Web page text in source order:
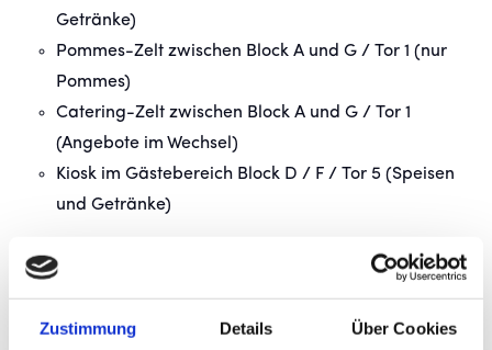
Zustimmung Details Über Cookies
Getränke)
Pommes-Zelt zwischen Block A und G / Tor 1 (nur
Pommes)
Catering-Zelt zwischen Block A und G / Tor 1
(Angebote im Wechsel)
Kiosk im Gästebereich Block D / F / Tor 5 (Speisen
und Getränke)
GETRÄNKE ANGEBOT:
Bier Schwaben Bräu | 0,5 Liter 5,00 Euro // 1,0 Liter
9,00 Euro